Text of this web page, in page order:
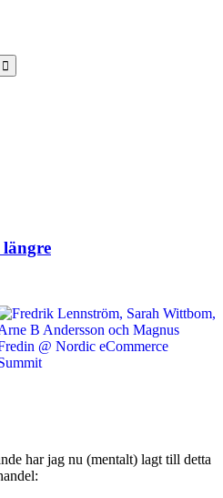
har jag nu (mentalt) lagt till detta